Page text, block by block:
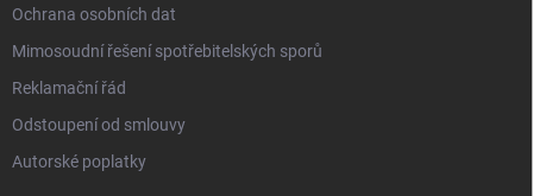
Ochrana osobních dat
Mimosoudní řešení spotřebitelských sporů
Reklamační řád
Odstoupení od smlouvy
Autorské poplatky